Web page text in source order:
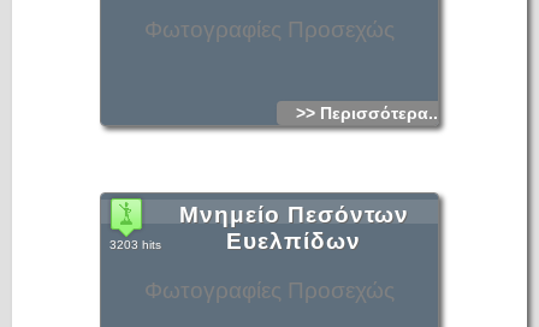
Φωτογραφίες Προσεχώς
>> Περισσότερα...
Φωτογραφίες Προσεχώς
Μνημείο Πεσόντων
Ευελπίδων
3203 hits